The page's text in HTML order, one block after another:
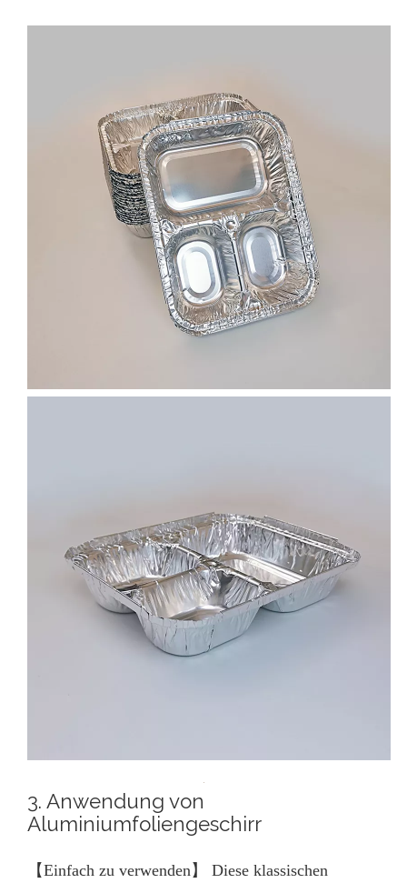
3. Anwendung von
Aluminiumfoliengeschirr
【Einfach zu verwenden】 Diese klassischen